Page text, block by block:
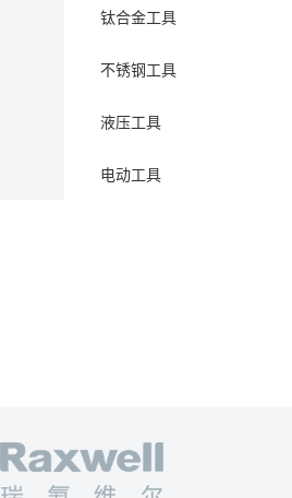
钛合金工具
不锈钢工具
液压工具
电动工具